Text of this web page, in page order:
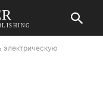
электрическую